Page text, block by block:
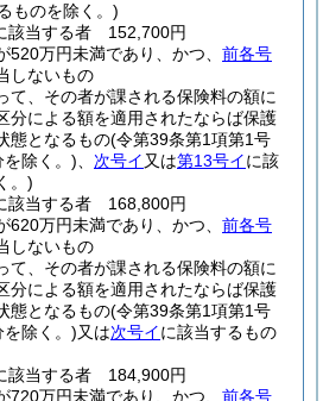
ものを除く。)
該当する者 152,700円
520万円未満であり、かつ、 前各号
しないもの
て、その者が課される保険料の額に
分による額を適用されたならば保護
態となるもの(令第39条第1項第1号
を除く。) 次号イ 又は第13号イに該
。)
該当する者 168,800円
620万円未満であり、かつ、 前各号
しないもの
て、その者が課される保険料の額に
分による額を適用されたならば保護
態となるもの(令第39条第1項第1号
を除く。)又は次号イに該当するもの
該当する者 184,900円
720万円未満であり、かつ、 前各号